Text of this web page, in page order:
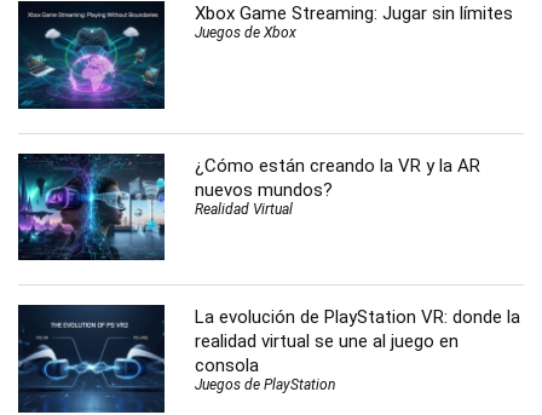
Xbox Game Streaming: Jugar sin límites
Juegos de Xbox
¿Cómo están creando la VR y la AR
nuevos mundos?
Realidad Virtual
La evolución de PlayStation VR: donde la
realidad virtual se une al juego en
consola
Juegos de PlayStation